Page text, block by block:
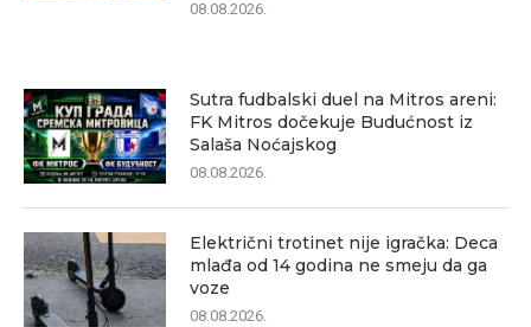
08.08.2026.
Sutra fudbalski duel na Mitros areni:
FK Mitros dočekuje Budućnost iz
Salaša Noćajskog
08.08.2026.
Električni trotinet nije igračka: Deca
mlađa od 14 godina ne smeju da ga
voze
08.08.2026.